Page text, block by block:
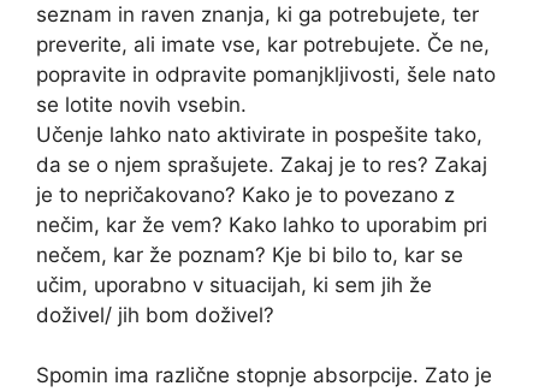
seznam in raven znanja, ki ga potrebujete, ter
preverite, ali imate vse, kar potrebujete. Če ne,
popravite in odpravite pomanjkljivosti, šele nato
se lotite novih vsebin.
Učenje lahko nato aktivirate in pospešite tako,
da se o njem sprašujete. Zakaj je to res? Zakaj
je to nepričakovano? Kako je to povezano z
nečim, kar že vem? Kako lahko to uporabim pri
nečem, kar že poznam? Kje bi bilo to, kar se
učim, uporabno v situacijah, ki sem jih že
doživel/ jih bom doživel?
Spomin ima različne stopnje absorpcije. Zato je